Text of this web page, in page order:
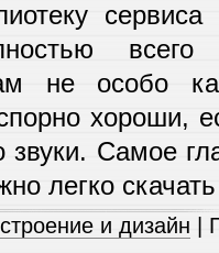
не особо
хороши,
звуки. Самое
легко
и дизайн |